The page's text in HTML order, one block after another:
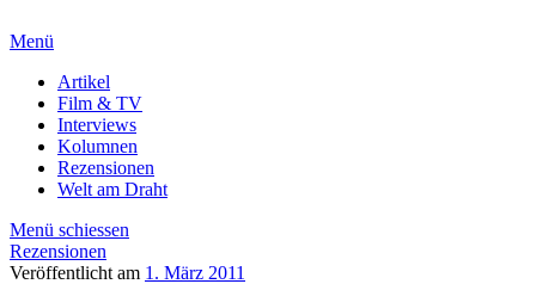
Menü
Artikel
Film & TV
Interviews
Kolumnen
Rezensionen
Welt am Draht
Menü schiessen
Rezensionen
Veröffentlicht am 1. März 2011